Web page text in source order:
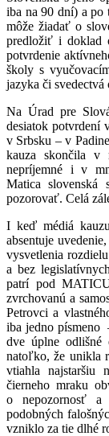
iba na 90 dní) a po
môže žiadať o
predložiť i doklad
potvrdenie
školy s
jazyka či svedectvá
Na Úrad pre
desiatok potvrdení
v Srbsku – v
kauza skončila v
nepríjemné i v
Matica
pozorovať. Celá
I keď médiá
absentuje
vysvetlenia
a bez
patrí pod
zvrchovanú a
Petrovci a
iba jedno písmeno
dve úplne odlišné
natoľko, že unikla
vtiahla najstaršiu
čierneho mraku
o nepozornosť a
podobných
vzniklo za tie dlhé